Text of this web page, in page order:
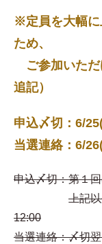
※定員を大幅に
ため、
ご参加いただ
追記）
申込〆切：6/
当選連絡：6/
申込〆切：第１
上記
12:00
当選連絡：〆切